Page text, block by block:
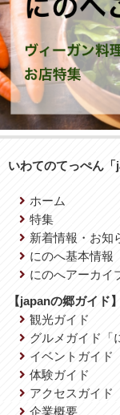
いわてのてっぺん
ホーム
特集
新着情報・お知
にのへ基本情報
にのへアーカイ
【japanの郷ガイド】
観光ガイド
グルメガイド「
イベントガイド
体験ガイド
アクセスガイド
企業概要